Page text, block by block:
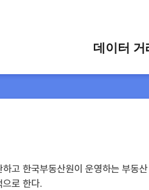
데이터 거
타 플랫폼 상
고 한국부동산원이 운영하는 부동
로 한다.